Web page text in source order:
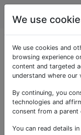
für
We use
We use cookies and
browsing experience
content and targeted
understand where
By continuing, you
technologies and
consent from a parent
You can read details